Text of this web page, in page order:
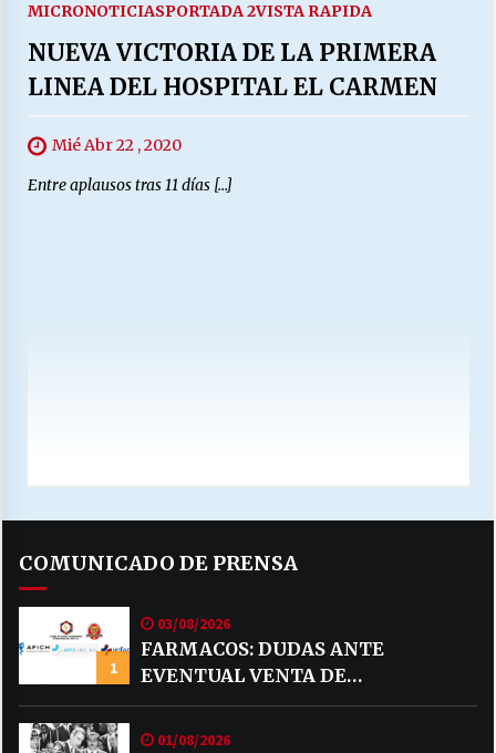
MICRONOTICIASPORTADA 2VISTA RAPIDA
NUEVA VICTORIA DE LA PRIMERA
LINEA DEL HOSPITAL EL CARMEN
Mié Abr 22 , 2020
Entre aplausos tras 11 días […]
COMUNICADO DE PRENSA
1
03/08/2026
FARMACOS: DUDAS ANTE
EVENTUAL VENTA DE
MEDICAMENTOS POR MERCADO
LIBRE
01/08/2026